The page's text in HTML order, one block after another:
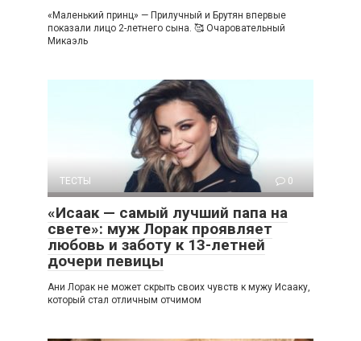
«Маленький принц» — Прилучный и Брутян впервые
показали лицо 2-летнего сына. 🥰 Очаровательный
Микаэль
ТЕСТЫ 0
«Исаак — самый лучший папа на
свете»: муж Лорак проявляет
любовь и заботу к 13-летней
дочери певицы
Ани Лорак не может скрыть своих чувств к мужу Исааку,
который стал отличным отчимом